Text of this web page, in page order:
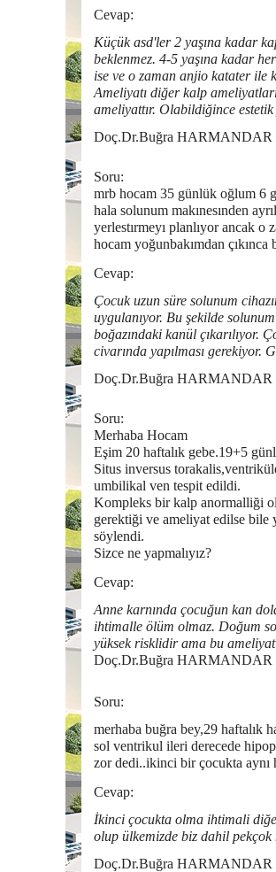
Cevap:
Küçük asd'ler 2 yaşına kadar
beklenmez. 4-5 yaşına kadar
ise ve o zaman anjio katater ile
Ameliyatı diğer kalp
ameliyattır. Olabildiğince
Doç.Dr.Buğra HARMANDAR
Soru:
mrb hocam 35 günlük oğlum 6
hala solunum makınesınden
yerlestırmeyı planlıyor ancak o
hocam yoğunbakımdan
Cevap:
Çocuk uzun süre solunum
uygulanıyor. Bu şekilde
boğazındaki kanül çıkarılıyor.
civarında yapılması gerekiyor.
Doç.Dr.Buğra HARMANDAR
Soru:
Merhaba Hocam
Eşim 20 haftalık gebe.19+5
Situs inversus
umbilikal ven tespit edildi.
Kompleks bir kalp anormalliği
gerektiği ve ameliyat edilse bile
söylendi.
Sizce ne yapmalıyız?
Cevap:
Anne karnında çocuğun kan
ihtimalle ölüm olmaz. Doğum
yüksek risklidir ama bu
Doç.Dr.Buğra HARMANDAR
Soru:
merhaba buğra bey,29 haftalık
sol ventrikul ileri derecede
zor dedi..ikinci bir çocukta aynı
Cevap:
İkinci çocukta olma ihtimali
olup ülkemizde biz dahil pekçok
Doç.Dr.Buğra HARMANDAR